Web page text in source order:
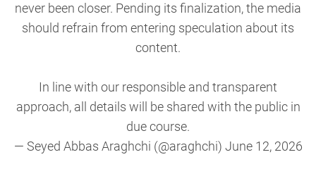
never been closer. Pending its finalization, the media
should refrain from entering speculation about its
content.
In line with our responsible and transparent
approach, all details will be shared with the public in
due course.
— Seyed Abbas Araghchi (@araghchi) June 12, 2026